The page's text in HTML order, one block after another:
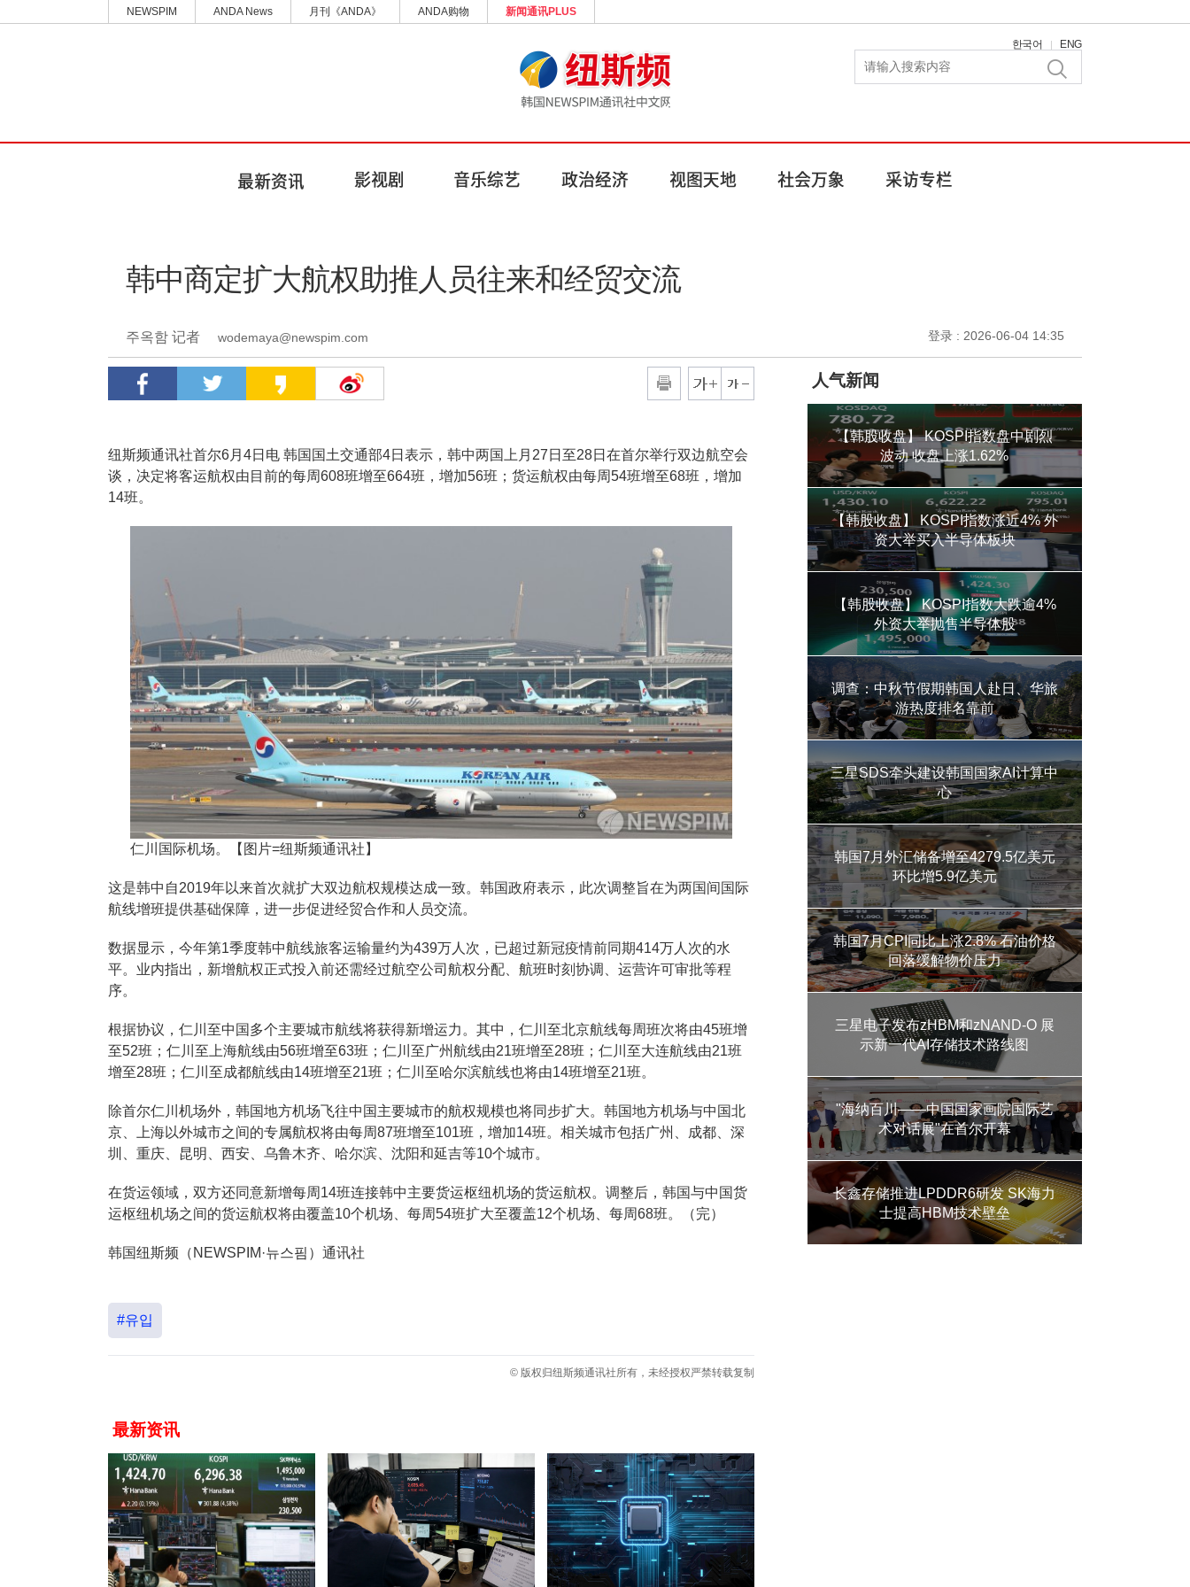
NEWSPIM ANDA News 月刊《ANDA》 ANDA购物 新闻通讯PLUS
한국어 | ENG
韩中商定扩大航权助推人员往来和经贸交流
주옥함 记者 wodemaya@newspim.com 登录 : 2026-06-04 14:35
纽斯频通讯社首尔6月4日电 韩国国土交通部4日表示，韩中两国上月27日至28日在首尔举行双边航空会
谈，决定将客运航权由目前的每周608班增至664班，增加56班；货运航权由每周54班增至68班，增加
14班。
仁川国际机场。【图片=纽斯频通讯社】
这是韩中自2019年以来首次就扩大双边航权规模达成一致。韩国政府表示，此次调整旨在为两国间国际
航线增班提供基础保障，进一步促进经贸合作和人员交流。
数据显示，今年第1季度韩中航线旅客运输量约为439万人次，已超过新冠疫情前同期414万人次的水
平。业内指出，新增航权正式投入前还需经过航空公司航权分配、航班时刻协调、运营许可审批等程
序。
根据协议，仁川至中国多个主要城市航线将获得新增运力。其中，仁川至北京航线每周班次将由45班增
至52班；仁川至上海航线由56班增至63班；仁川至广州航线由21班增至28班；仁川至大连航线由21班
增至28班；仁川至成都航线由14班增至21班；仁川至哈尔滨航线也将由14班增至21班。
除首尔仁川机场外，韩国地方机场飞往中国主要城市的航权规模也将同步扩大。韩国地方机场与中国北
京、上海以外城市之间的专属航权将由每周87班增至101班，增加14班。相关城市包括广州、成都、深
圳、重庆、昆明、西安、乌鲁木齐、哈尔滨、沈阳和延吉等10个城市。
在货运领域，双方还同意新增每周14班连接韩中主要货运枢纽机场的货运航权。调整后，韩国与中国货
运枢纽机场之间的货运航权将由覆盖10个机场、每周54班扩大至覆盖12个机场、每周68班。（完）
韩国纽斯频（NEWSPIM·뉴스핌）通讯社
#유입
© 版权归纽斯频通讯社所有，未经授权严禁转载复制
最新资讯
人气新闻
【韩股收盘】 KOSPI指数盘中剧烈
波动 收盘上涨1.62%
【韩股收盘】 KOSPI指数涨近4% 外
资大举买入半导体板块
【韩股收盘】 KOSPI指数大跌逾4%
外资大举抛售半导体股
调查：中秋节假期韩国人赴日、华旅
游热度排名靠前
三星SDS牵头建设韩国国家AI计算中
心
韩国7月外汇储备增至4279.5亿美元
环比增5.9亿美元
韩国7月CPI同比上涨2.8% 石油价格
回落缓解物价压力
三星电子发布zHBM和zNAND-O 展
示新一代AI存储技术路线图
"海纳百川——中国国家画院国际艺
术对话展"在首尔开幕
长鑫存储推进LPDDR6研发 SK海力
士提高HBM技术壁垒